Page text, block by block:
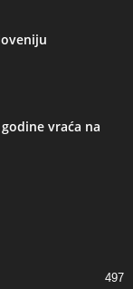
vraća na
497